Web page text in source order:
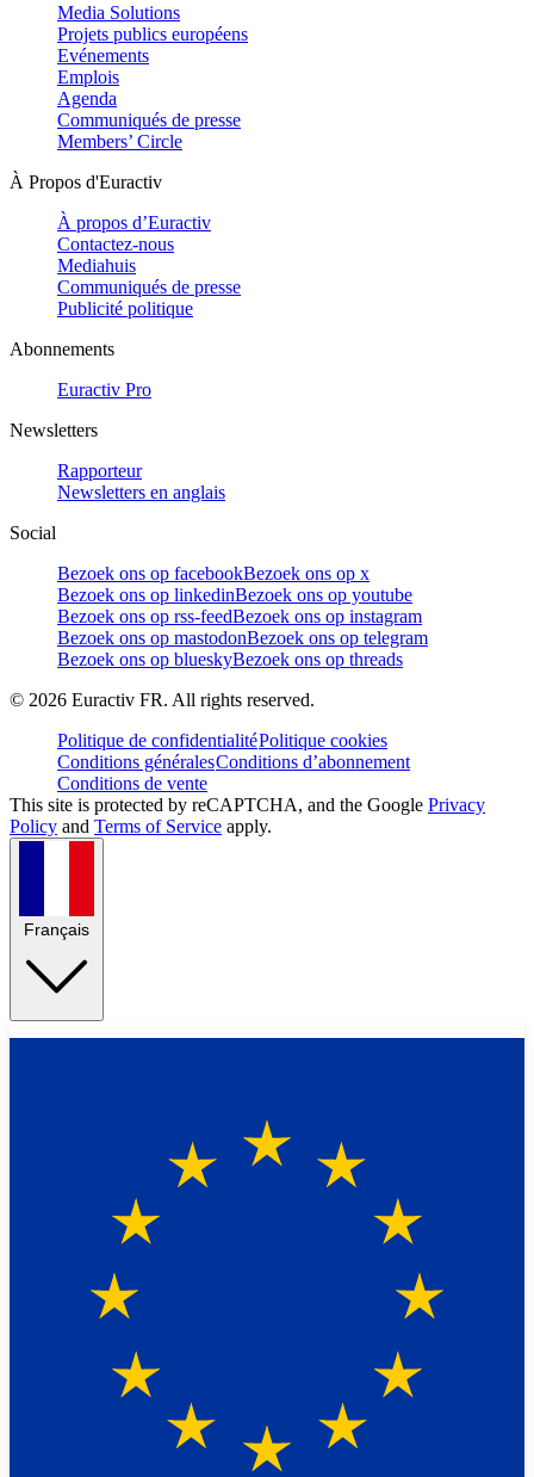
Media Solutions
Projets publics européens
Evénements
Emplois
Agenda
Communiqués de presse
Members’ Circle
À Propos d'Euractiv
À propos d’Euractiv
Contactez-nous
Mediahuis
Communiqués de presse
Publicité politique
Abonnements
Euractiv Pro
Newsletters
Rapporteur
Newsletters en anglais
Social
Bezoek ons op facebookBezoek ons op x
Bezoek ons op linkedinBezoek ons op youtube
Bezoek ons op rss-feedBezoek ons op instagram
Bezoek ons op mastodonBezoek ons op telegram
Bezoek ons op blueskyBezoek ons op threads
© 2026 Euractiv FR. All rights reserved.
Politique de confidentialitéPolitique cookies
Conditions généralesConditions d’abonnement
Conditions de vente
This site is protected by reCAPTCHA, and the Google Privacy
Policy and Terms of Service apply.
Français